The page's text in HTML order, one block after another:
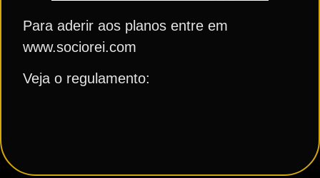
Para aderir aos planos entre em
www.sociorei.com
Veja o regulamento: